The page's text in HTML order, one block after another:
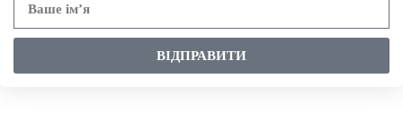
ВІДПРАВИТИ